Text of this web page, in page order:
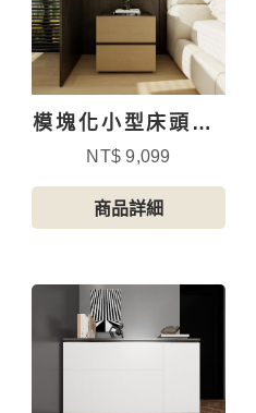
模塊化小型床頭櫃-
A+A款
NT$ 9,099
商品詳細